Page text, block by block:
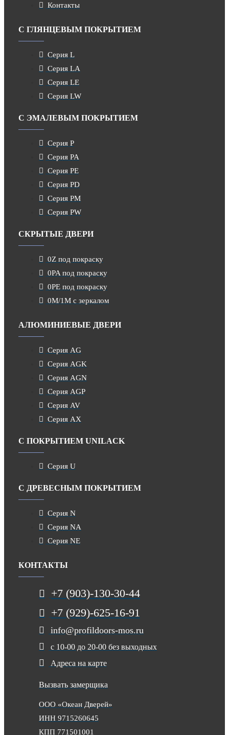
Контакты
С ГЛЯНЦЕВЫМ ПОКРЫТИЕМ
Серия L
Серия LA
Серия LE
Серия LW
С ЭМАЛЕВЫМ ПОКРЫТИЕМ
Серия P
Серия PA
Серия PE
Серия PD
Серия PM
Серия PW
СКРЫТЫЕ ДВЕРИ
0Z под покраску
0PA под покраску
0PE под покраску
0M/1M с зеркалом
АЛЮМИНИЕВЫЕ ДВЕРИ
Серия AG
Серия AGK
Серия AGN
Серия AGP
Серия AV
Серия AX
С ПОКРЫТИЕМ UNILACK
Серия U
С ДРЕВЕСНЫМ ПОКРЫТИЕМ
Серия N
Серия NA
Серия NE
КОНТАКТЫ
+7 (903)-130-30-44
+7 (929)-625-16-91
info@profildoors-mos.ru
с 10-00 до 20-00 без выходных
Адреса на карте
Вызвать замерщика
ООО «Океан Дверей»
ИНН 9715260645
КПП 771501001